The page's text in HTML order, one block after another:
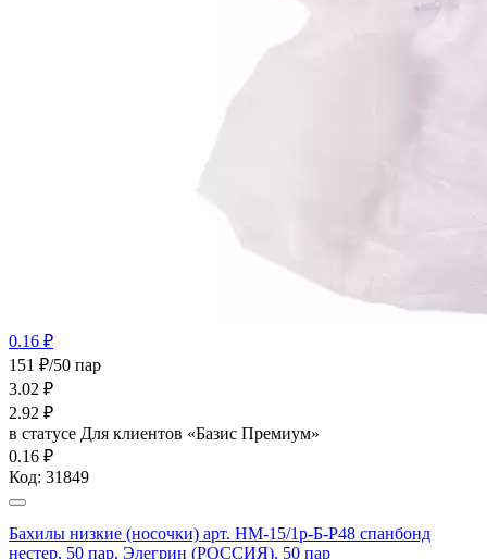
0.16 ₽
151 ₽/50 пар
3.02 ₽
2.92 ₽
в статусе Для клиентов «Базис Премиум»
0.16 ₽
Код: 31849
Бахилы низкие (носочки) арт. НМ-15/1р-Б-Р48 спанбонд
нестер, 50 пар, Элегрин (РОССИЯ), 50 пар